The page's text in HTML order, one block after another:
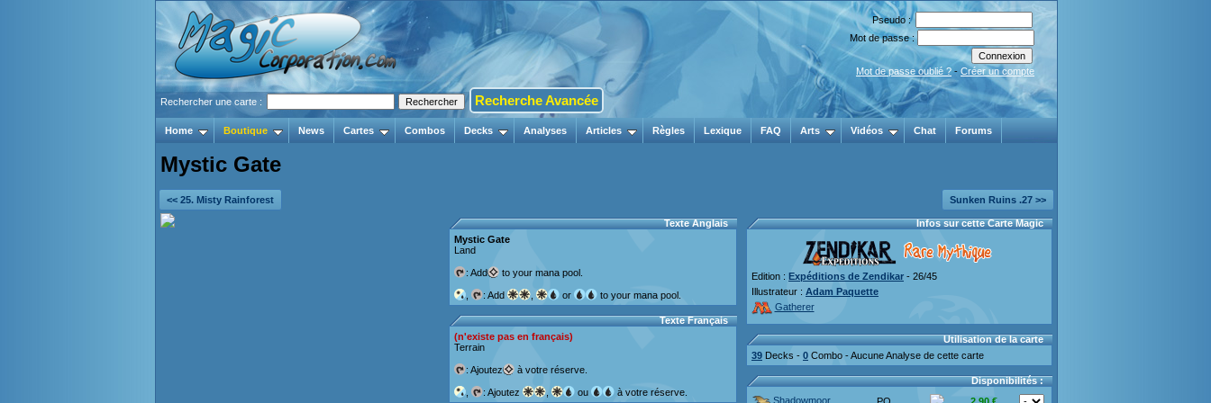
Pseudo :
Mot de passe :
Mot de passe oublié ? - Créer un compte
Rechercher une carte : Recherche Avancée
Home Boutique News Cartes Combos Decks Analyses Articles Règles Lexique FAQ Arts Vidéos Chat Forums
Mystic Gate
<< 25. Misty Rainforest Sunken Ruins .27 >>
Texte Anglais
Mystic Gate
Land
: Add to your mana pool.
: Add or to your mana pool.
Texte Français
(n'existe pas en français)
Terrain
: Ajoutez à votre réserve.
: Ajoutez ou à votre réserve.
Infos sur cette Carte Magic
Edition : Expéditions de Zendikar - 26/45
Illustrateur : Adam Paquette
Gatherer
Utilisation de la carte
39 Decks - 0 Combo - Aucune Analyse de cette carte
Disponibilités :
Shadowmoor